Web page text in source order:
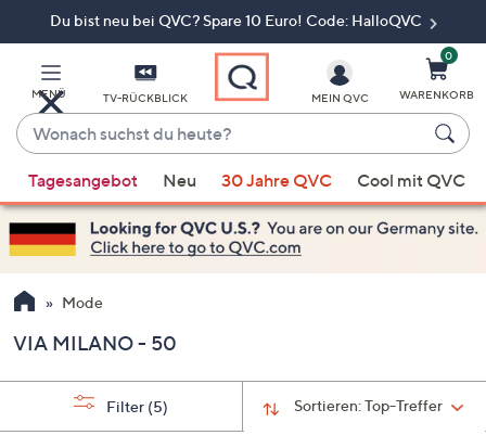
Du bist neu bei QVC? Spare 10 Euro! Code: HalloQVC
MENÜ TV-RÜCKBLICK
Wonach
suchst
du
heute?
Vorschläge
verfügbar
sind,
verwenden
Sie
Pfeiltasten
nach
und
MEIN QVC
0
WARENKORB
Tagesangebot Neu 30 Jahre QVC Cool mit QVC
Mode
VIA MILANO - 50
Sortieren:Top-Treffer
Filter (5)